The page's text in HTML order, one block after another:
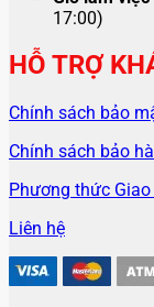
17:00)
HỖ TRỢ
Chính sách bảo
Chính sách bảo
Phương thức
Liên hệ